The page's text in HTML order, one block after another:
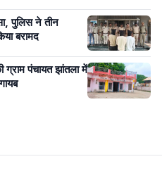
पुलिस ने तीन
बरामद
पंचायत झांतला में